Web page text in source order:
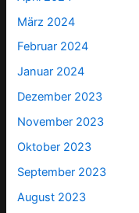
März 2024
Februar 2024
Januar 2024
Dezember 2023
November 2023
Oktober 2023
September 2023
August 2023